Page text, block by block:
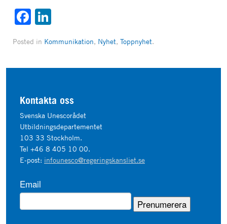
Facebook
LinkedIn
Posted in Kommunikation, Nyhet, Toppnyhet.
Kontakta oss
Svenska Unescorådet
Utbildningsdepartementet
103 33 Stockholm.
Tel +46 8 405 10 00.
E-post: infounesco@regeringskansliet.se
Email